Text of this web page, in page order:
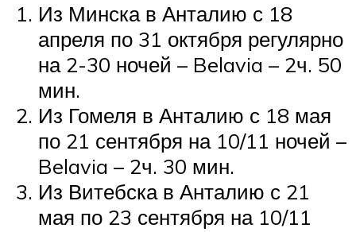
Из Минска в Анталию с 18
апреля по 31 октября регулярно
на 2-30 ночей – Belavia – 2ч. 50
мин.
Из Гомеля в Анталию с 18 мая
по 21 сентября на 10/11 ночей –
Belavia – 2ч. 30 мин.
Из Витебска в Анталию с 21
мая по 23 сентября на 10/11